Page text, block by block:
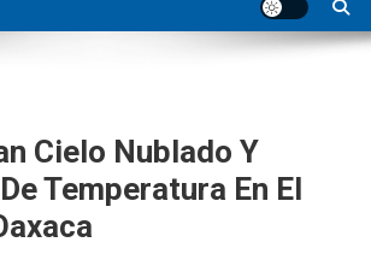
Cielo Nublado Y
Temperatura En El